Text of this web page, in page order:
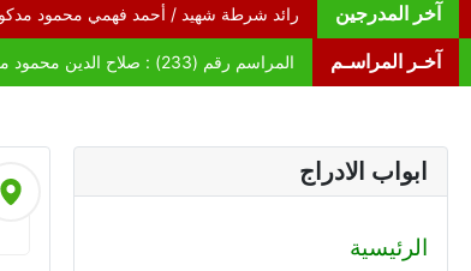
آخر المدرجين
آخـر المراسـم
ابواب الادراج
الرئيسية